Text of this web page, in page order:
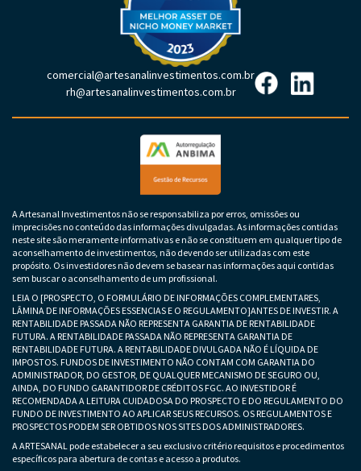
comercial@artesanalinvestimentos.com.br
rh@artesanalinvestimentos.com.br
A Artesanal Investimentos não se responsabiliza por erros, omissões ou
imprecisões no conteúdo das informações divulgadas. As informações contidas
neste site são meramente informativas e não se constituem em qualquer tipo de
aconselhamento de investimentos, não devendo ser utilizadas com este
propósito. Os investidores não devem se basear nas informações aqui contidas
sem buscar o aconselhamento de um profissional.
LEIA O [PROSPECTO, O FORMULÁRIO DE INFORMAÇÕES COMPLEMENTARES,
LÂMINA DE INFORMAÇÕES ESSENCIAS E O REGULAMENTO]ANTES DE INVESTIR. A
RENTABILIDADE PASSADA NÃO REPRESENTA GARANTIA DE RENTABILIDADE
FUTURA. A RENTABILIDADE PASSADA NÃO REPRESENTA GARANTIA DE
RENTABILIDADE FUTURA. A RENTABILIDADE DIVULGADA NÃO É LÍQUIDA DE
IMPOSTOS. FUNDOS DE INVESTIMENTO NÃO CONTAM COM GARANTIA DO
ADMINISTRADOR, DO GESTOR, DE QUALQUER MECANISMO DE SEGURO OU,
AINDA, DO FUNDO GARANTIDOR DE CRÉDITOS FGC. AO INVESTIDOR É
RECOMENDADA A LEITURA CUIDADOSA DO PROSPECTO E DO REGULAMENTO DO
FUNDO DE INVESTIMENTO AO APLICAR SEUS RECURSOS. OS REGULAMENTOS E
PROSPECTOS PODEM SER OBTIDOS NOS SITES DOS ADMINISTRADORES.
A ARTESANAL pode estabelecer a seu exclusivo critério requisitos e procedimentos
específicos para abertura de contas e acesso a produtos.